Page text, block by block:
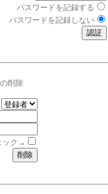
パスワードを記録する
パスワードを記録しない
削除
ック→